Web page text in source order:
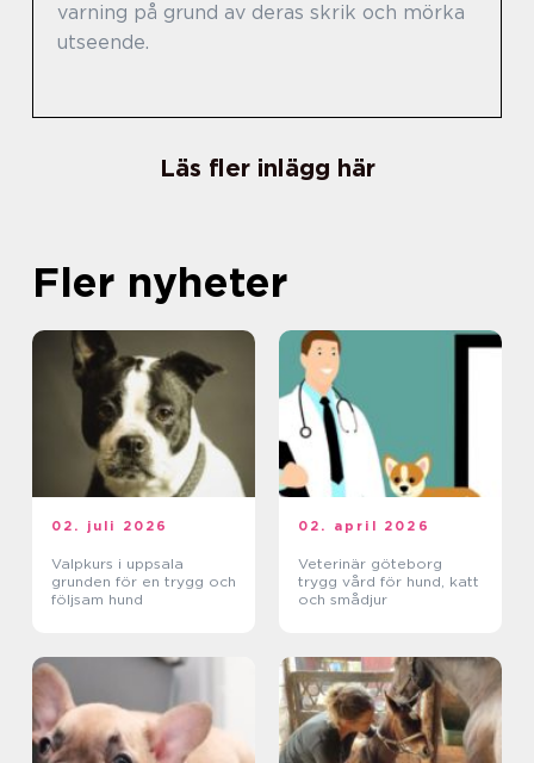
varning på grund av deras skrik och mörka
utseende.
Läs fler inlägg här
Fler nyheter
02. juli 2026
Valpkurs i uppsala
grunden för en trygg och
följsam hund
02. april 2026
Veterinär göteborg
trygg vård för hund, katt
och smådjur